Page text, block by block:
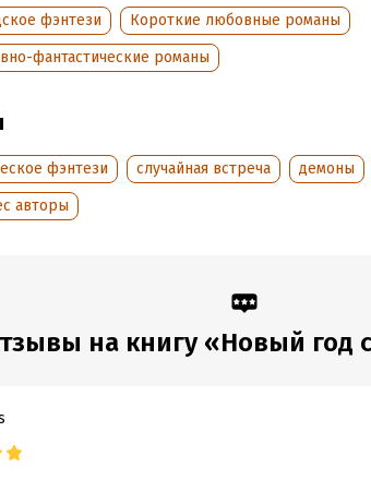
2025
28 октября 2024
фэнтези
Короткие любовные романы
фантастические романы
фэнтези случайная встреча демоны
авторы
на книгу «Новый год